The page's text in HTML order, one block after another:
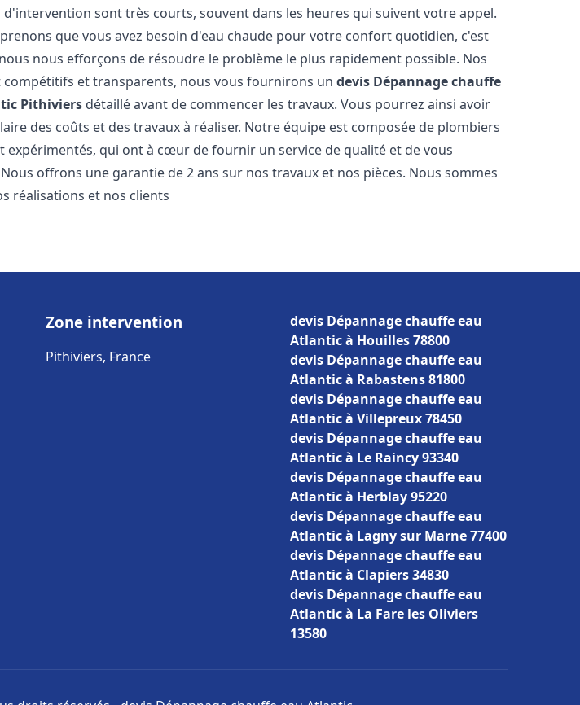
d'intervention sont très courts, souvent dans les heures qui suivent votre appel.
que vous avez besoin d'eau chaude pour votre confort quotidien, c'est
nous efforçons de résoudre le problème le plus rapidement possible. Nos
et transparents, nous vous fournirons undevis Dépannage chauffe
Pithiviers détaillé avant de commencer les travaux. Vous pourrez ainsi avoir
des coûts et des travaux à réaliser. Notre équipe est composée de plombiers
expérimentés, qui ont à cœur de fournir un service de qualité et de vous
offrons une garantie de 2 ans sur nos travaux et nos pièces. Nous sommes
réalisations et nos clients
Zone intervention
Pithiviers, France
devis Dépannage chauffe eau
Atlantic à Houilles 78800
devis Dépannage chauffe eau
Atlantic à Rabastens 81800
devis Dépannage chauffe eau
Atlantic à Villepreux 78450
devis Dépannage chauffe eau
Atlantic à Le Raincy 93340
devis Dépannage chauffe eau
Atlantic à Herblay 95220
devis Dépannage chauffe eau
Atlantic à Lagny sur Marne 77400
devis Dépannage chauffe eau
Atlantic à Clapiers 34830
devis Dépannage chauffe eau
Atlantic à La Fare les Oliviers
13580